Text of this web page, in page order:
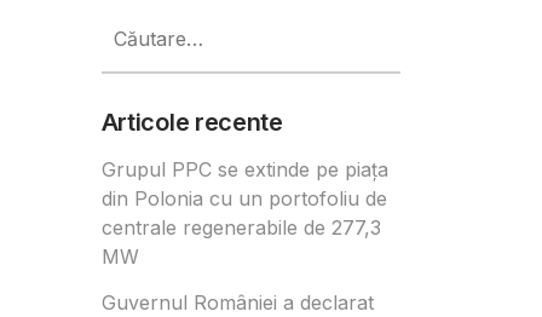
după:
Articole recente
Grupul PPC se extinde pe piața
din Polonia cu un portofoliu de
centrale regenerabile de 277,3
MW
Guvernul României a declarat